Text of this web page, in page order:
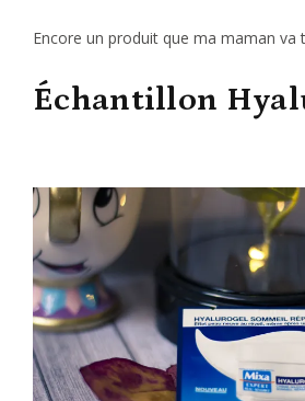
Encore un produit que ma maman va
Échantillon